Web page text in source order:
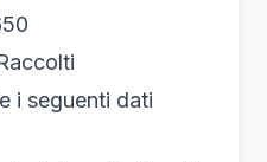
i seguenti dati